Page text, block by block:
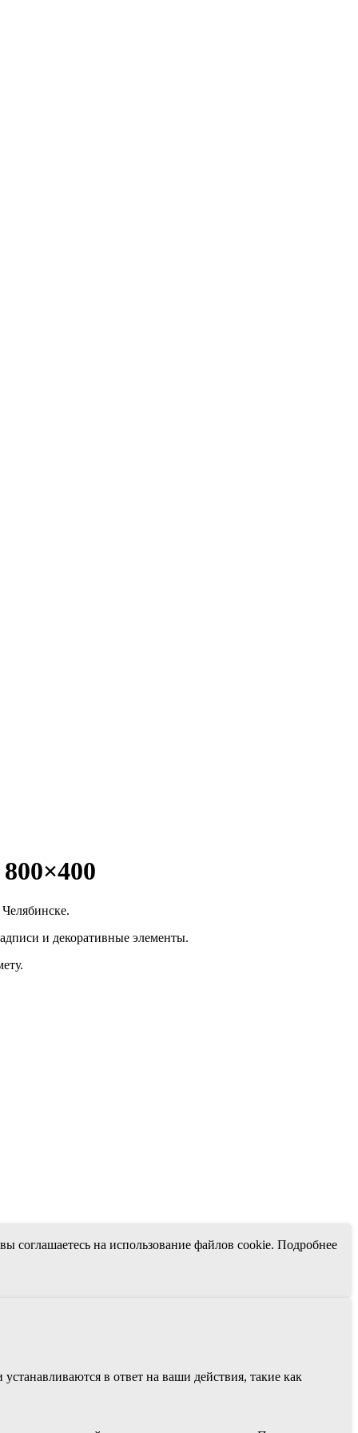
и декоративные элементы.
соглашаетесь на использование файлов cookie. Подробнее
в ответ на ваши действия, такие как